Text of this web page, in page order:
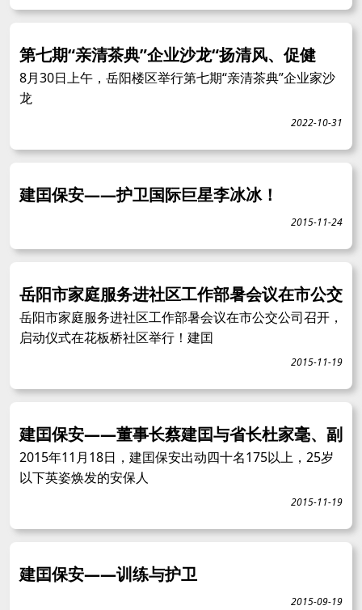
第七期“亲清茶典”企业沙龙“扬清风、促健
8月30日上午，岳阳楼区举行第七期“亲清茶典”企业家沙
龙
2022-10-31
建囯保安——护卫国际巨星李冰冰！
2015-11-24
岳阳市家庭服务进社区工作部暑会议在市公交
岳阳市家庭服务进社区工作部暑会议在市公交公司召开，
启动仪式在花板桥社区举行！建囯
2015-11-19
建囯保安——董事长蔡建囯与省长杜家毫、副
2015年11月18日，建囯保安出动四十名175以上，25岁
以下英姿焕发的安保人
2015-11-19
建囯保安——训练与护卫
2015-09-19